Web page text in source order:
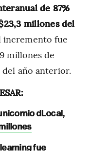
de 87%
millones del
incremento fue
millones de
año anterior.
dLocal,
fue